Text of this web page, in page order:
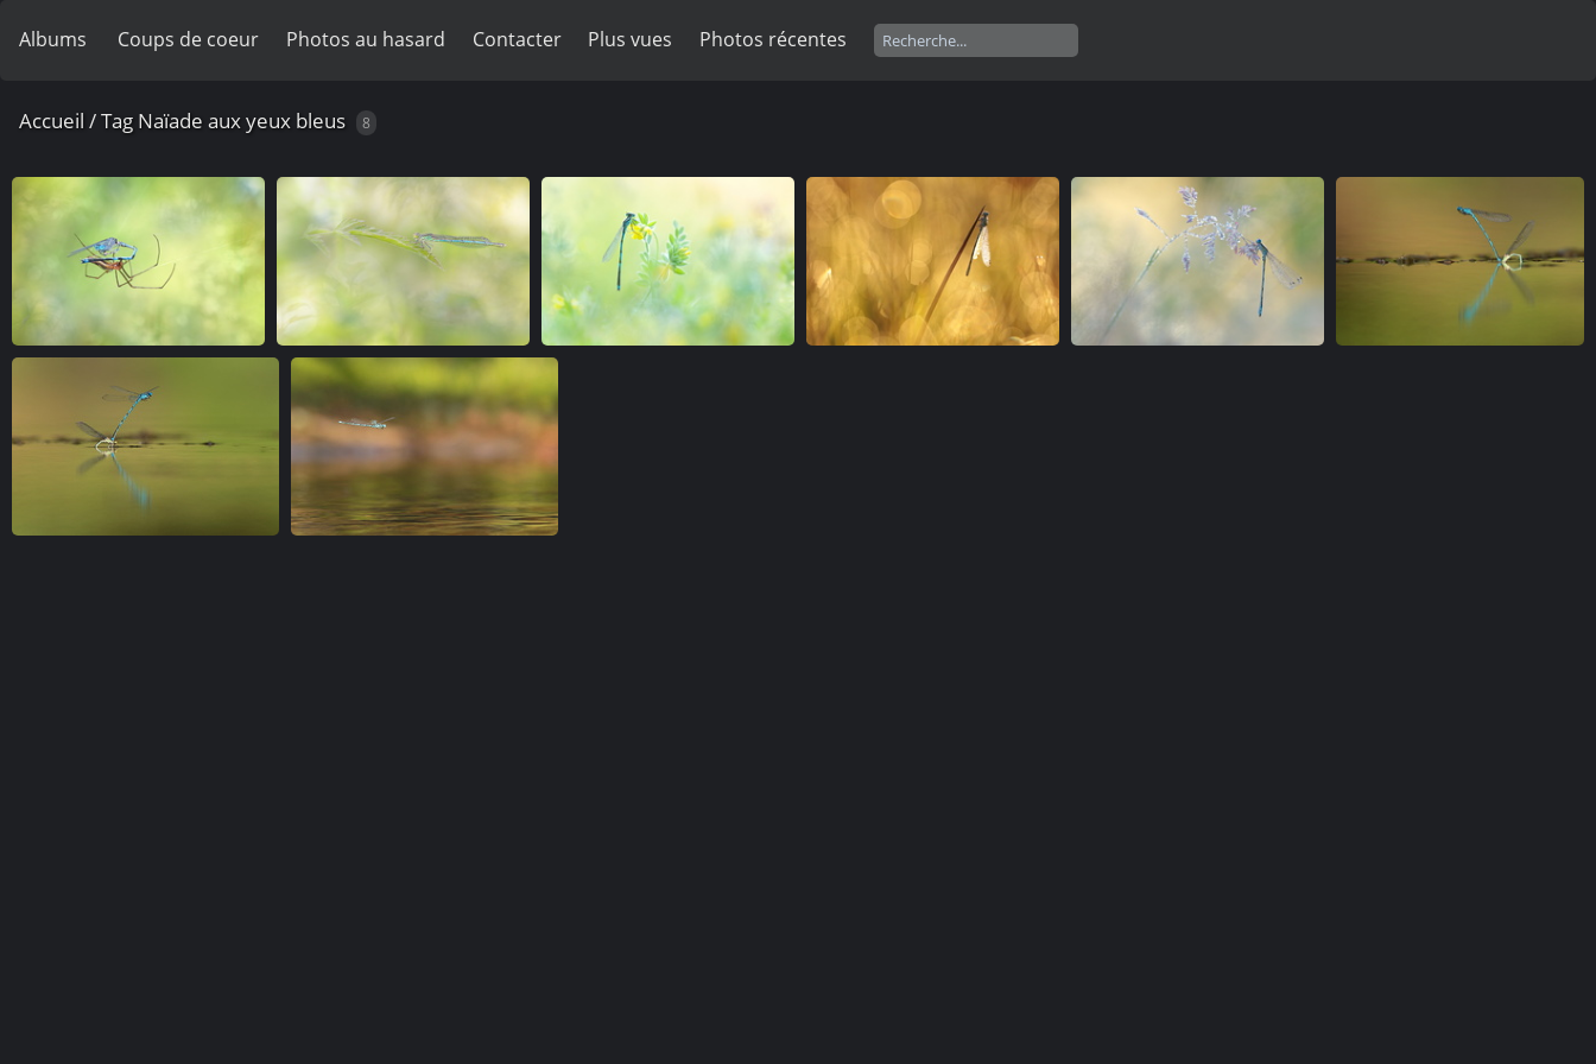
Albums Coups de coeur Photos au hasard Contacter Plus vues Photos récentes
Accueil /Tag Naïade aux yeux bleus 8